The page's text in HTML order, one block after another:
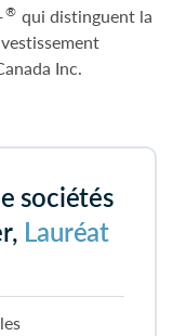
® qui distinguent la
Inc.
sociétés
Lauréat